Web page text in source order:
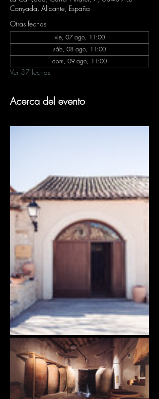
Canyada, Alicante, España
Otras fechas
vie, 07 ago, 11:00
sáb, 08 ago, 11:00
dom, 09 ago, 11:00
Ver 37 fechas
Acerca del evento